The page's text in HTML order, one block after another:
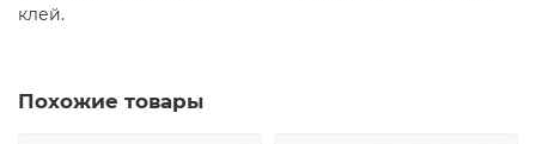
клей.
Похожие товары